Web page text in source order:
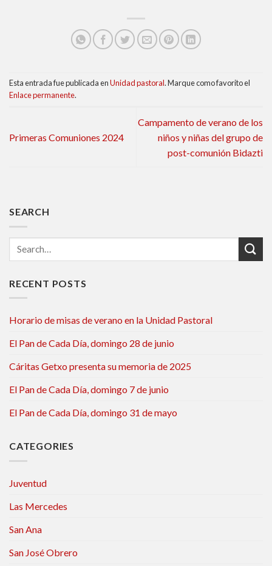
Esta entrada fue publicada enUnidad pastoral. Marque como favorito el
Enlace permanente.
Primeras Comuniones 2024
Campamento de verano de los
niños y niñas del grupo de
post-comunión Bidazti
SEARCH
RECENT POSTS
Horario de misas de verano en la Unidad Pastoral
El Pan de Cada Día, domingo 28 de junio
Cáritas Getxo presenta su memoria de 2025
El Pan de Cada Día, domingo 7 de junio
El Pan de Cada Día, domingo 31 de mayo
CATEGORIES
Juventud
Las Mercedes
San Ana
San José Obrero